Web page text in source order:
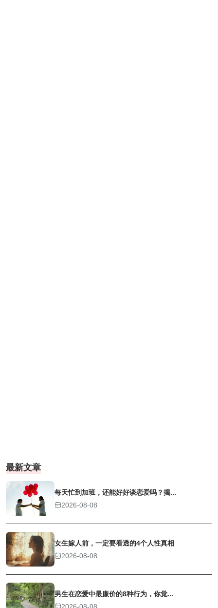
最新文章
每天忙到加班，还能好好谈恋爱吗？揭...
2026-08-08
女生嫁人前，一定要看透的4个人性真相
2026-08-08
男生在恋爱中最廉价的8种行为，你觉...